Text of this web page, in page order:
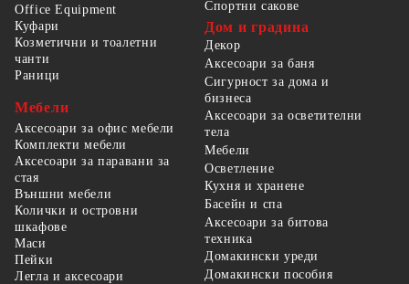
Office Equipment
Спортни сакове
Куфари
Козметични и тоалетни
чанти
Раници
Мебели
Аксесоари за офис мебели
Комплекти мебели
Аксесоари за паравани за
стая
Външни мебели
Колички и островни
шкафове
Маси
Пейки
Легла и аксесоари
Дом и градина
Декор
Аксесоари за баня
Сигурност за дома и
бизнеса
Аксесоари за осветителни
тела
Мебели
Осветление
Кухня и хранене
Басейн и спа
Аксесоари за битова
техника
Домакински уреди
Домакински пособия